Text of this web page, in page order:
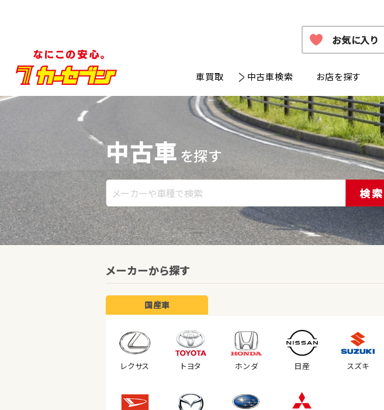
車買取 中古車検索 お店を探す
お気に入り
中古車 を探す
検索
メーカーから探す
国産車
レクサス トヨタ ホンダ 日産 スズキ